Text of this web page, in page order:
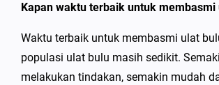
Kapan waktu terbaik untuk membasmi
Waktu terbaik untuk membasmi ulat
populasi ulat bulu masih sedikit.
melakukan tindakan, semakin mudah